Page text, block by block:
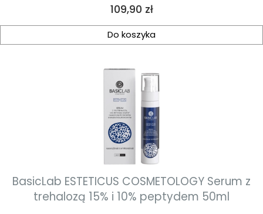
Cena
109,90 zł
Do koszyka
BasicLab ESTETICUS COSMETOLOGY Serum z
trehalozą 15% i 10% peptydem 50ml